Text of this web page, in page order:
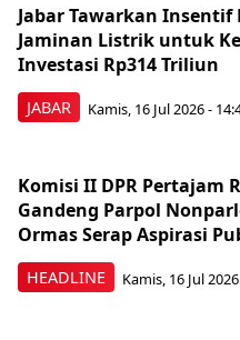
JABAR
Jabar Tawarkan Insentif
Jaminan Listrik untuk
Investasi Rp314 Triliun
Kamis, 16 Jul 2026 -
HEADLINE
Komisi II DPR Pertajam
Gandeng Parpol
Ormas Serap Aspirasi
Kamis, 16 Jul